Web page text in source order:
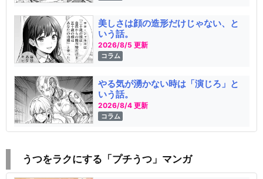
美しさは顔の造形だけじゃない、と
いう話。
2026/8/5 更新
コラム
やる気が湧かない時は「演じろ」と
いう話。
2026/8/4 更新
コラム
うつをラクにする「プチうつ」マンガ